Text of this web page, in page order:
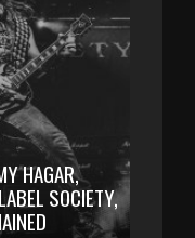
HAGAR,
SOCIETY,